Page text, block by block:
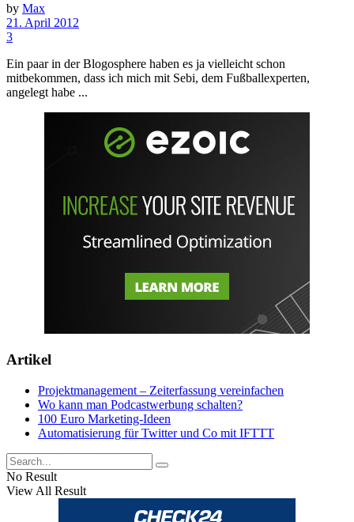
by Max
21. April 2012
3
Ein paar in der Blogosphere haben es ja vielleicht schon
mitbekommen, dass ich mich mit Sebi, dem Fußballexperten,
angelegt habe ...
Artikel
Projektmanagement – Zeiterfassung vereinfachen
Wo kann man Podcastwerbung schalten?
100 Euro Marketing-Ideen
Automatisierung für Twitter und Co mit IFTTT
No Result
View All Result